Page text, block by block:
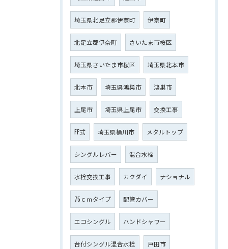
埼玉県北足立郡伊奈町 伊奈町
北足立郡伊奈町 さいたま市桜区
埼玉県さいたま市桜区 埼玉県北本市
北本市 埼玉県鴻巣市 鴻巣市
上尾市 埼玉県上尾市 交換工事
FF式 埼玉県桶川市 メタルトップ
シングルレバー 混合水栓
水栓交換工事 カクダイ ナショナル
75ｃｍタイプ 配管カバー
エコシングル ハンドシャワー
台付シングル混合水栓 戸田市